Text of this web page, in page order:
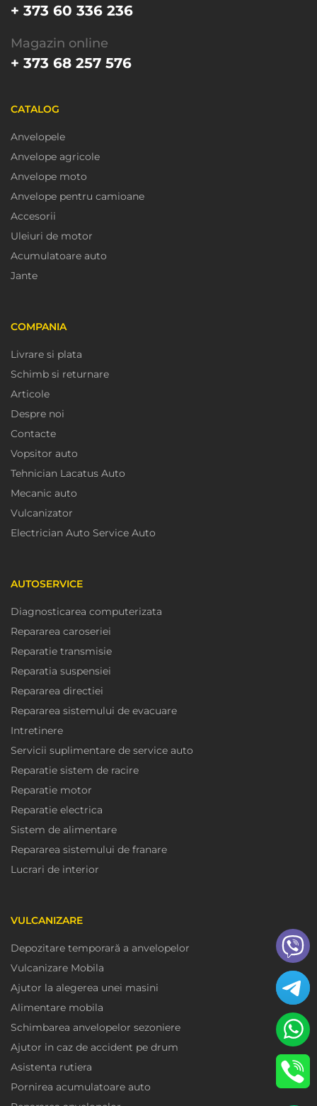
+ 373 60 336 236
Magazin online
+ 373 68 257 576
CATALOG
Anvelopele
Anvelope agricole
Anvelope moto
Anvelope pentru camioane
Accesorii
Uleiuri de motor
Acumulatoare auto
Jante
COMPANIA
Livrare si plata
Schimb si returnare
Articole
Despre noi
Contacte
Vopsitor auto
Tehnician Lacatus Auto
Mecanic auto
Vulcanizator
Electrician Auto Service Auto
AUTOSERVICE
Diagnosticarea computerizata
Repararea caroseriei
Reparatie transmisie
Reparatia suspensiei
Repararea directiei
Repararea sistemului de evacuare
Intretinere
Servicii suplimentare de service auto
Reparatie sistem de racire
Reparatie motor
Reparatie electrica
Sistem de alimentare
Repararea sistemului de franare
Lucrari de interior
VULCANIZARE
Depozitare temporară a anvelopelor
Vulcanizare Mobila
Ajutor la alegerea unei masini
Alimentare mobila
Schimbarea anvelopelor sezoniere
Ajutor in caz de accident pe drum
Asistenta rutiera
Pornirea acumulatoare auto